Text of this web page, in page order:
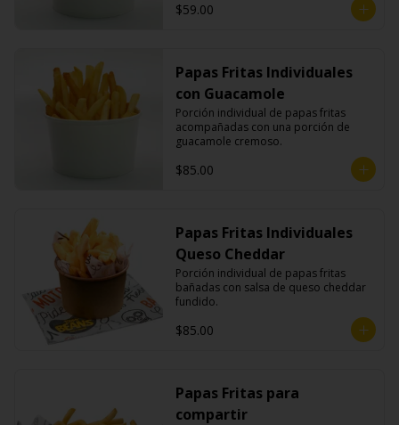
$59.00
Papas Fritas Individuales
con Guacamole
Porción individual de papas fritas
acompañadas con una porción de
guacamole cremoso.
$85.00
Papas Fritas Individuales
Queso Cheddar
Porción individual de papas fritas
bañadas con salsa de queso cheddar
fundido.
$85.00
Papas Fritas para
compartir